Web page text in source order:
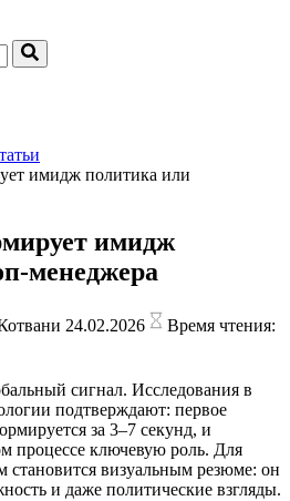
имидж политика или
имидж
24.02.2026
Время чтения:
сигнал. Исследования в
подтверждают: первое
за 3–7 секунд, и
процессе ключевую роль. Для
становится визуальным резюме: он
и даже политические взгляды.